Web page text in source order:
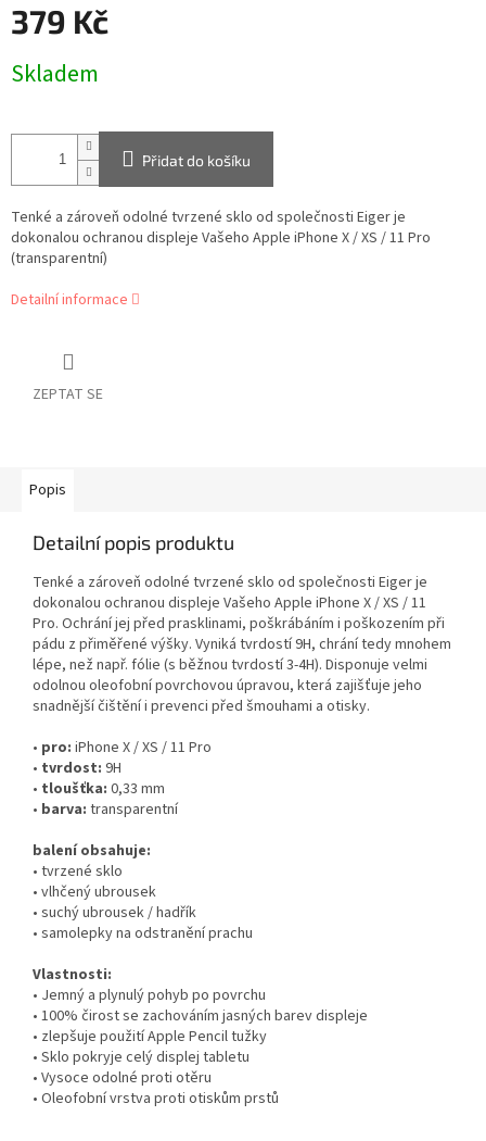
379 Kč
cena:
Skladem
Přidat do košíku
Tenké a zároveň odolné tvrzené sklo od společnosti Eiger je
dokonalou ochranou displeje Vašeho Apple iPhone X / XS / 11 Pro
(transparentní)
Detailní informace
ZEPTAT SE
Popis
Detailní popis produktu
Tenké a zároveň odolné tvrzené sklo od společnosti Eiger je
dokonalou ochranou displeje Vašeho Apple iPhone X / XS / 11
Pro. Ochrání jej před prasklinami, poškrábáním i poškozením při
pádu z přiměřené výšky. Vyniká tvrdostí 9H, chrání tedy mnohem
lépe, než např. fólie (s běžnou tvrdostí 3-4H). Disponuje velmi
odolnou oleofobní povrchovou úpravou, která zajišťuje jeho
snadnější čištění i prevenci před šmouhami a otisky.
• pro: iPhone X / XS / 11 Pro
• tvrdost: 9H
• tloušťka: 0,33 mm
• barva: transparentní
balení obsahuje:
• tvrzené sklo
• vlhčený ubrousek
• suchý ubrousek / hadřík
• samolepky na odstranění prachu
Vlastnosti:
• Jemný a plynulý pohyb po povrchu
• 100% čirost se zachováním jasných barev displeje
• zlepšuje použití Apple Pencil tužky
• Sklo pokryje celý displej tabletu
• Vysoce odolné proti otěru
• Oleofobní vrstva proti otiskům prstů